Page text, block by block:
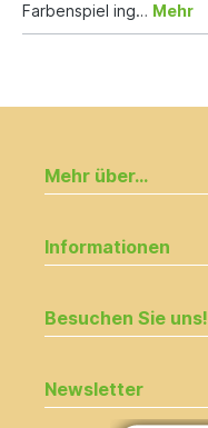
Farbenspiel ing… Mehr
Mehr über...
Informationen
Besuchen Sie uns!
Newsletter